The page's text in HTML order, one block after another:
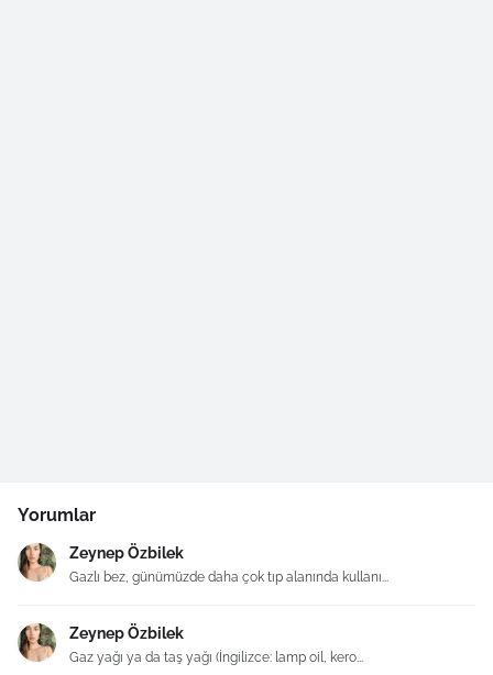
Yorumlar
Zeynep Özbilek
Gazlı bez, günümüzde daha çok tıp alanında kullanı...
Zeynep Özbilek
Gaz yağı ya da taş yağı (İngilizce: lamp oil, kero...